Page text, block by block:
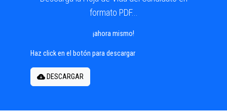
formato PDF...
¡ahora mismo!
Haz click en el botón para descargar
DESCARGAR